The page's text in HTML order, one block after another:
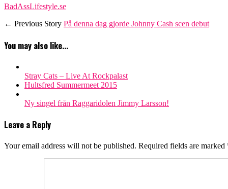
BadAssLifestyle.se
← Previous Story På denna dag gjorde Johnny Cash scen debut
You may also like...
Stray Cats – Live At Rockpalast
Hultsfred Summermeet 2015
Ny singel från Raggaridolen Jimmy Larsson!
Leave a Reply
Your email address will not be published. Required fields are marked